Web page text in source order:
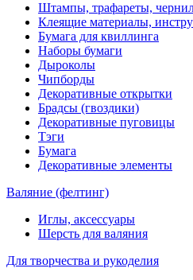
Штампы, трафареты,
Клеящие материалы,
Бумага для квиллинга
Наборы бумаги
Дыроколы
Чипборды
Декоративные открытки
Брадсы (гвоздики)
Декоративные пуговицы
Тэги
Бумага
Декоративные элементы
Валяние (фелтинг)
Иглы, аксессуары
Шерсть для валяния
Для творчества и рукоделия